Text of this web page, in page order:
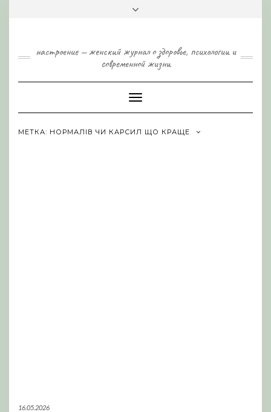
настроение — женский журнал о здоровье, психологии и
современной жизни
Toggle
Navigation
МЕТКА: НОРМАЛІВ ЧИ КАРСИЛ ЩО КРАЩЕ
16.05.2026